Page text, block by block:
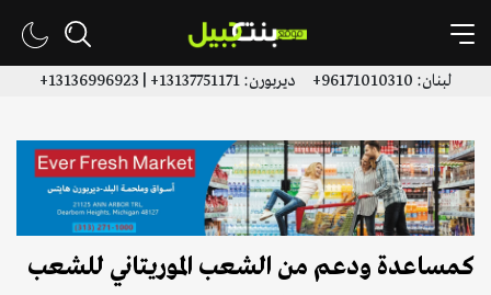
لبنان: 96171010310+ ديربورن: 13137751171+ | 13136996923+
كمساعدة ودعم من الشعب الموريتاني للشعب